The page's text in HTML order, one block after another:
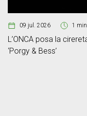
09 jul. 2026 1 min
L’ONCA posa la
‘Porgy & Bess’